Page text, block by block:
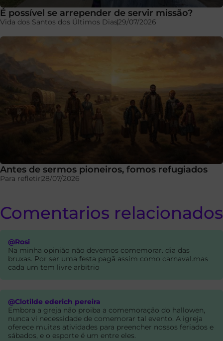
É possível se arrepender de servir missão?
Vida dos Santos dos Últimos Dias29/07/2026
Antes de sermos pioneiros, fomos refugiados
Para refletir28/07/2026
Comentarios relacionados
@Rosi
Na minha opinião não devemos comemorar. dia das
bruxas. Por ser uma festa pagã assim como carnaval.mas
cada um tem livre arbitrio
@Clotilde ederich pereira
Embora a greja não proiba a comemoração do hallowen,
nunca vi necessidade de comemorar tal evento. A igreja
oferece muitas atividades para preencher nossos feriados e
sábados, e o esporte é um entre eles.